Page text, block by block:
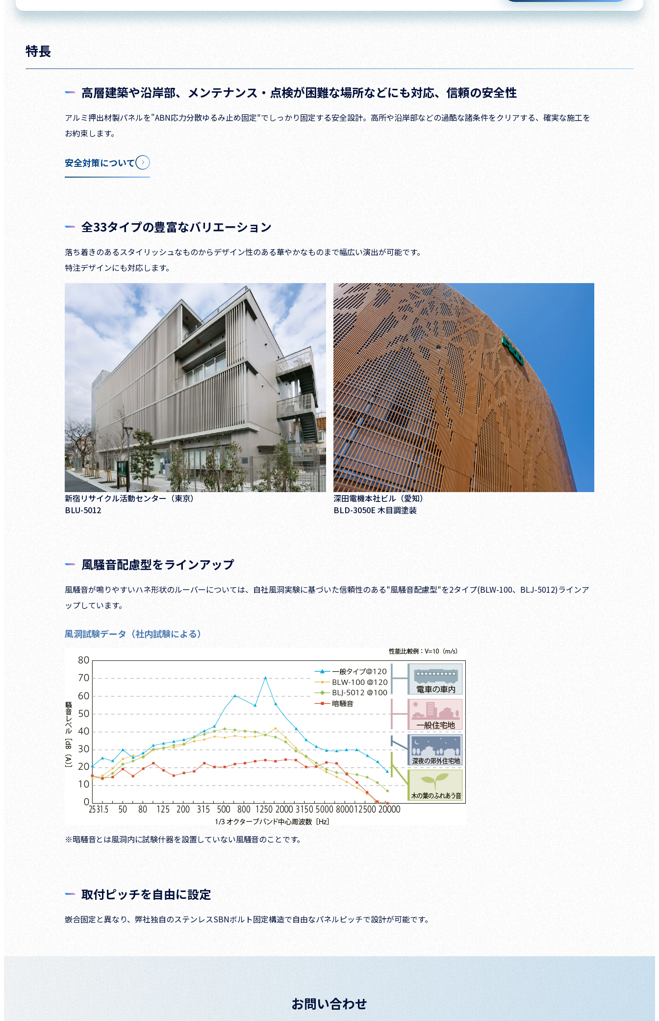
特長
高層建築や沿岸部、メンテナンス・点検が困難な場所などにも対応、信頼の安全性
アルミ押出材製パネルを"ABN応力分散ゆるみ止め固定"でしっかり固定する安全設計。高所や沿岸部などの過酷な諸条件をクリアする、確実な施工を
お約束します。
安全対策について
全33タイプの豊富なバリエーション
落ち着きのあるスタイリッシュなものからデザイン性のある華やかなものまで幅広い演出が可能です。
特注デザインにも対応します。
新宿リサイクル活動センター（東京）
BLU-5012
深田電機本社ビル（愛知）
BLD-3050E 木目調塗装
風騒音配慮型をラインアップ
風騒音が鳴りやすいハネ形状のルーバーについては、自社風洞実験に基づいた信頼性のある"風騒音配慮型"を2タイプ(BLW-100、BLJ-5012)ラインア
ップしています。
風洞試験データ（社内試験による）
※暗騒音とは風洞内に試験什器を設置していない風騒音のことです。
取付ピッチを自由に設定
嵌合固定と異なり、弊社独自のステンレスSBNボルト固定構造で自由なパネルピッチで設計が可能です。
お問い合わせ